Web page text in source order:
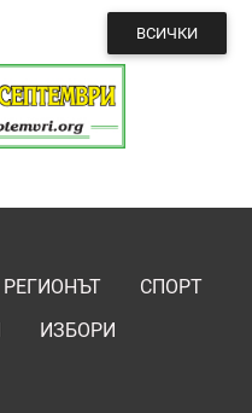
ВСИЧКИ
РЕГИОНЪТ
СПОРТ
ИЗБОРИ